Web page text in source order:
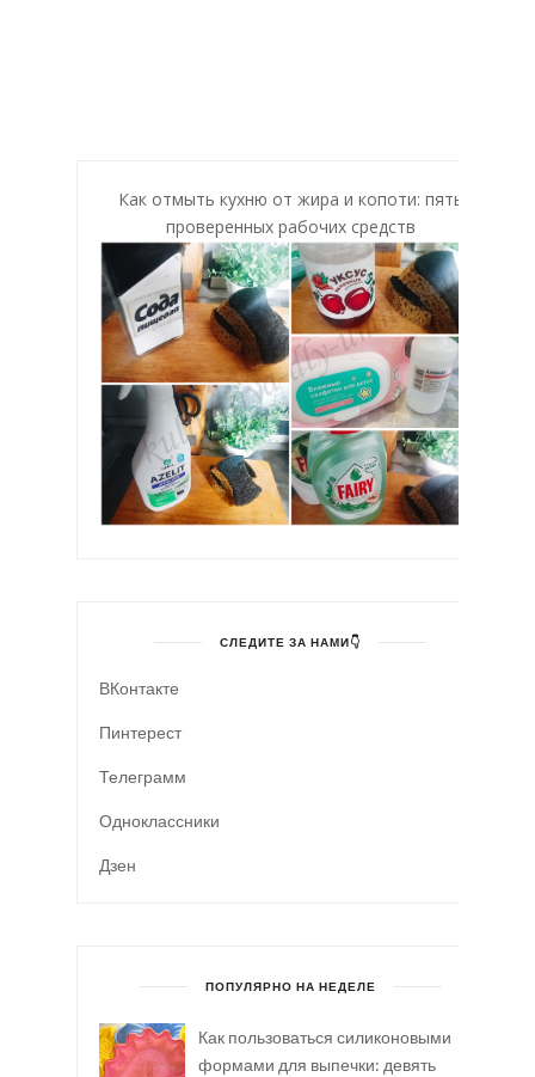
Как отмыть кухню от жира и копоти: пять
проверенных рабочих средств
СЛЕДИТЕ ЗА НАМИ👇
ВКонтакте
Пинтерест
Телеграмм
Одноклассники
Дзен
ПОПУЛЯРНО НА НЕДЕЛЕ
Как пользоваться силиконовыми
формами для выпечки: девять